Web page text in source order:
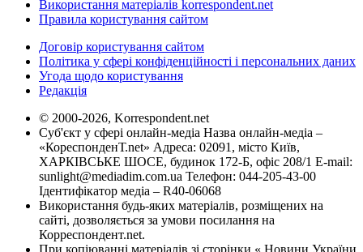
Використання матеріалів korrespondent.net
Правила користування сайтом
Договір користування сайтом
Політика у сфері конфіденційності і персональних даних
Угода щодо користування
Редакція
© 2000-2026, Korrespondent.net
Суб'єкт у сфері онлайн-медіа Назва онлайн-медіа –
«КореспонденТ.net» Адреса: 02091, місто Київ,
ХАРКІВСЬКЕ ШОСЕ, будинок 172-Б, офіс 208/1 E-mail:
sunlight@mediadim.com.ua Телефон: 044-205-43-00
Ідентифікатор медіа – R40-06068
Використання будь-яких матеріалів, розміщених на
сайті, дозволяється за умови посилання на
Корреспондент.net.
При копіюванні матеріалів зі сторінки « Новини України